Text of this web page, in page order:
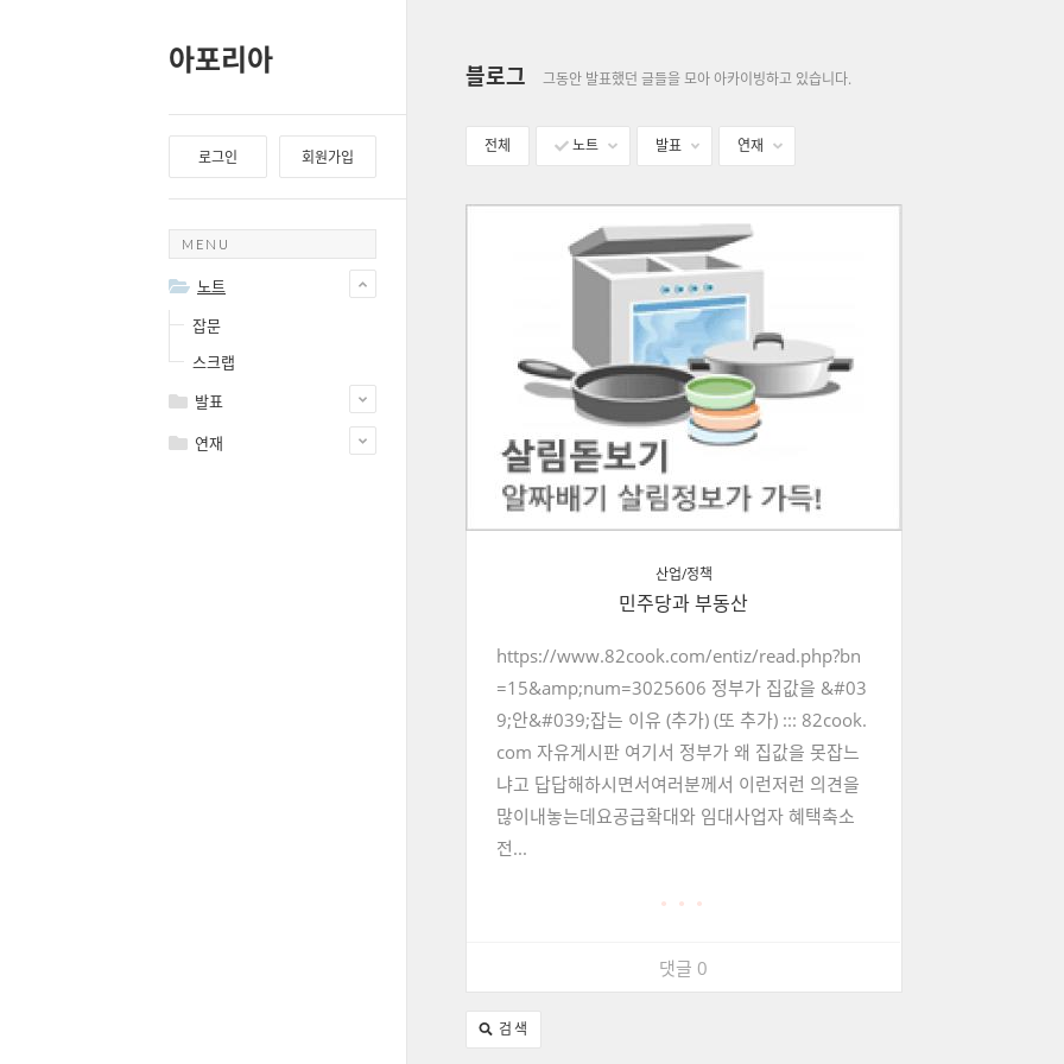
아포리아
로그인 회원가입
MENU
노트
잡문
스크랩
발표
연재
블로그 그동안 발표했던 글들을 모아 아카이빙하고 있습니다.
전체 노트 발표
연재
산업/정책
민주당과 부동산
https://www.82cook.com/entiz/read.php?bn
=15&amp;num=3025606 정부가 집값을 &#03
9;안&#039;잡는 이유 (추가) (또 추가) ::: 82cook.
com 자유게시판 여기서 정부가 왜 집값을 못잡느
냐고 답답해하시면서여러분께서 이런저런 의견을
많이내놓는데요공급확대와 임대사업자 혜택축소
전...
● ● ●
댓글 0
검색